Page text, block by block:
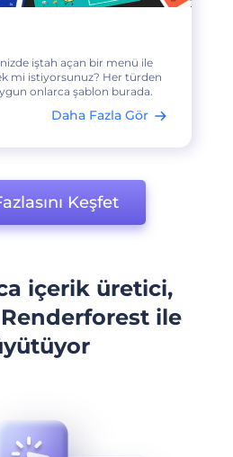
iştah açan bir menü ile
mi istiyorsunuz? Her türden
onlarca şablon burada.
Daha Fazla Gör
Keşfet
içerik üretici,
Renderforest ile